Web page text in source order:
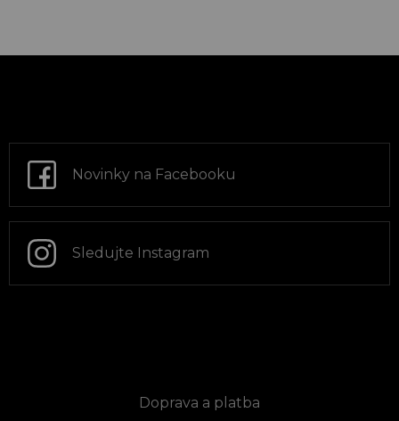
a
Novinky na Facebooku
Sledujte Instagram
Doprava a platba